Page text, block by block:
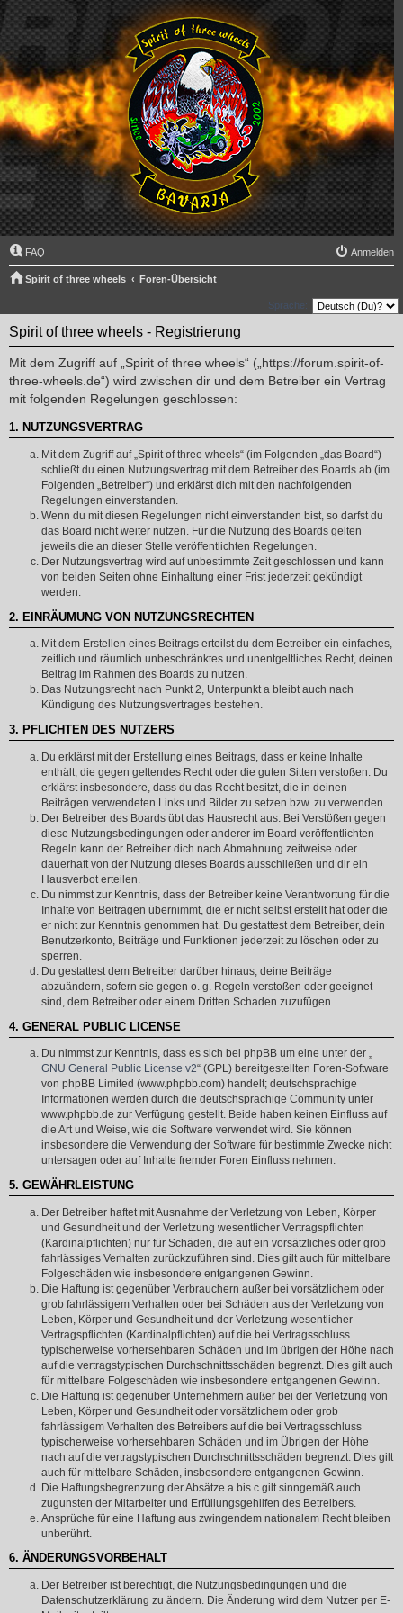
FAQ Anmelden
Spirit of three wheels Foren-Übersicht
Sprache:
Spirit of three wheels - Registrierung
Mit dem Zugriff auf „Spirit of three wheels“ („https://forum.spirit-of-
three-wheels.de“) wird zwischen dir und dem Betreiber ein Vertrag
mit folgenden Regelungen geschlossen:
1. NUTZUNGSVERTRAG
Mit dem Zugriff auf „Spirit of three wheels“ (im Folgenden „das Board“)
schließt du einen Nutzungsvertrag mit dem Betreiber des Boards ab (im
Folgenden „Betreiber“) und erklärst dich mit den nachfolgenden
Regelungen einverstanden.
Wenn du mit diesen Regelungen nicht einverstanden bist, so darfst du
das Board nicht weiter nutzen. Für die Nutzung des Boards gelten
jeweils die an dieser Stelle veröffentlichten Regelungen.
Der Nutzungsvertrag wird auf unbestimmte Zeit geschlossen und kann
von beiden Seiten ohne Einhaltung einer Frist jederzeit gekündigt
werden.
2. EINRÄUMUNG VON NUTZUNGSRECHTEN
Mit dem Erstellen eines Beitrags erteilst du dem Betreiber ein einfaches,
zeitlich und räumlich unbeschränktes und unentgeltliches Recht, deinen
Beitrag im Rahmen des Boards zu nutzen.
Das Nutzungsrecht nach Punkt 2, Unterpunkt a bleibt auch nach
Kündigung des Nutzungsvertrages bestehen.
3. PFLICHTEN DES NUTZERS
Du erklärst mit der Erstellung eines Beitrags, dass er keine Inhalte
enthält, die gegen geltendes Recht oder die guten Sitten verstoßen. Du
erklärst insbesondere, dass du das Recht besitzt, die in deinen
Beiträgen verwendeten Links und Bilder zu setzen bzw. zu verwenden.
Der Betreiber des Boards übt das Hausrecht aus. Bei Verstößen gegen
diese Nutzungsbedingungen oder anderer im Board veröffentlichten
Regeln kann der Betreiber dich nach Abmahnung zeitweise oder
dauerhaft von der Nutzung dieses Boards ausschließen und dir ein
Hausverbot erteilen.
Du nimmst zur Kenntnis, dass der Betreiber keine Verantwortung für die
Inhalte von Beiträgen übernimmt, die er nicht selbst erstellt hat oder die
er nicht zur Kenntnis genommen hat. Du gestattest dem Betreiber, dein
Benutzerkonto, Beiträge und Funktionen jederzeit zu löschen oder zu
sperren.
Du gestattest dem Betreiber darüber hinaus, deine Beiträge
abzuändern, sofern sie gegen o. g. Regeln verstoßen oder geeignet
sind, dem Betreiber oder einem Dritten Schaden zuzufügen.
4. GENERAL PUBLIC LICENSE
Du nimmst zur Kenntnis, dass es sich bei phpBB um eine unter der „
GNU General Public License v2“ (GPL) bereitgestellten Foren-Software
von phpBB Limited (www.phpbb.com) handelt; deutschsprachige
Informationen werden durch die deutschsprachige Community unter
www.phpbb.de zur Verfügung gestellt. Beide haben keinen Einfluss auf
die Art und Weise, wie die Software verwendet wird. Sie können
insbesondere die Verwendung der Software für bestimmte Zwecke nicht
untersagen oder auf Inhalte fremder Foren Einfluss nehmen.
5. GEWÄHRLEISTUNG
Der Betreiber haftet mit Ausnahme der Verletzung von Leben, Körper
und Gesundheit und der Verletzung wesentlicher Vertragspflichten
(Kardinalpflichten) nur für Schäden, die auf ein vorsätzliches oder grob
fahrlässiges Verhalten zurückzuführen sind. Dies gilt auch für mittelbare
Folgeschäden wie insbesondere entgangenen Gewinn.
Die Haftung ist gegenüber Verbrauchern außer bei vorsätzlichem oder
grob fahrlässigem Verhalten oder bei Schäden aus der Verletzung von
Leben, Körper und Gesundheit und der Verletzung wesentlicher
Vertragspflichten (Kardinalpflichten) auf die bei Vertragsschluss
typischerweise vorhersehbaren Schäden und im übrigen der Höhe nach
auf die vertragstypischen Durchschnittsschäden begrenzt. Dies gilt auch
für mittelbare Folgeschäden wie insbesondere entgangenen Gewinn.
Die Haftung ist gegenüber Unternehmern außer bei der Verletzung von
Leben, Körper und Gesundheit oder vorsätzlichem oder grob
fahrlässigem Verhalten des Betreibers auf die bei Vertragsschluss
typischerweise vorhersehbaren Schäden und im Übrigen der Höhe
nach auf die vertragstypischen Durchschnittsschäden begrenzt. Dies gilt
auch für mittelbare Schäden, insbesondere entgangenen Gewinn.
Die Haftungsbegrenzung der Absätze a bis c gilt sinngemäß auch
zugunsten der Mitarbeiter und Erfüllungsgehilfen des Betreibers.
Ansprüche für eine Haftung aus zwingendem nationalem Recht bleiben
unberührt.
6. ÄNDERUNGSVORBEHALT
Der Betreiber ist berechtigt, die Nutzungsbedingungen und die
Datenschutzerklärung zu ändern. Die Änderung wird dem Nutzer per E-